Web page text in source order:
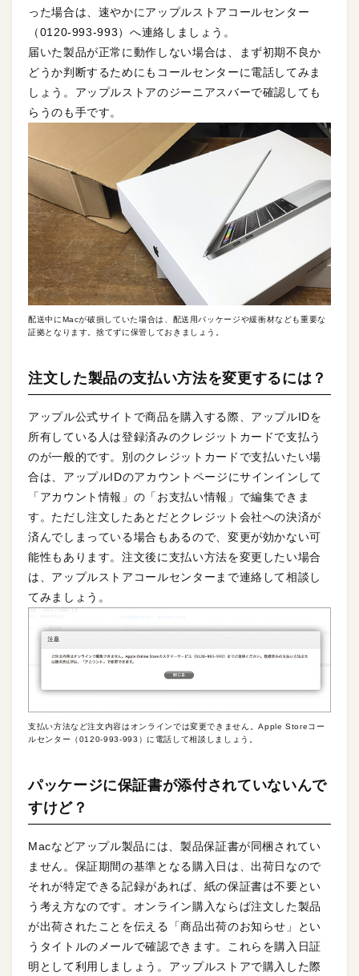
った場合は、速やかにアップルストアコールセンター
（0120-993-993）へ連絡しましょう。
届いた製品が正常に動作しない場合は、まず初期不良か
どうか判断するためにもコールセンターに電話してみま
しょう。アップルストアのジーニアスバーで確認しても
らうのも手です。
配送中にMacが破損していた場合は、配送用パッケージや緩衝材なども重要な
証拠となります。捨てずに保管しておきましょう。
注文した製品の支払い方法を変更するには？
アップル公式サイトで商品を購入する際、アップルIDを
所有している人は登録済みのクレジットカードで支払う
のが一般的です。別のクレジットカードで支払いたい場
合は、アップルIDのアカウントページにサインインして
「アカウント情報」の「お支払い情報」で編集できま
す。ただし注文したあとだとクレジット会社への決済が
済んでしまっている場合もあるので、変更が効かない可
能性もあります。注文後に支払い方法を変更したい場合
は、アップルストアコールセンターまで連絡して相談し
てみましょう。
支払い方法など注文内容はオンラインでは変更できません。Apple Storeコー
ルセンター（0120-993-993）に電話して相談しましょう。
パッケージに保証書が添付されていないんで
すけど？
Macなどアップル製品には、製品保証書が同梱されてい
ません。保証期間の基準となる購入日は、出荷日なので
それが特定できる記録があれば、紙の保証書は不要とい
う考え方なのです。オンライン購入ならば注文した製品
が出荷されたことを伝える「商品出荷のお知らせ」とい
うタイトルのメールで確認できます。これらを購入日証
明として利用しましょう。アップルストアで購入した際